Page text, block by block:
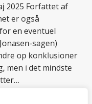
2025 Forfattet af
er også
en eventuel
sagen)
op konklusioner
men i det mindste